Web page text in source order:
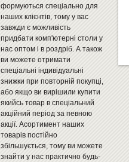
формуються спеціально для
наших клієнтів, тому у вас
завжди є можливість
придбати комп'ютерні столи у
нас оптом і в роздріб. А також
ви можете отримати
спеціальні індивідуальні
знижки при повторній покупці,
або якщо ви вирішили купити
якийсь товар в спеціальний
акційний період за певною
акції. Асортимент наших
товарів постійно
збільшується, тому ви можете
знайти у нас практично будь-